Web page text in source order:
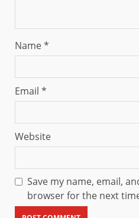
Name*
Email *
Website
Save my name, email,
browser for the next